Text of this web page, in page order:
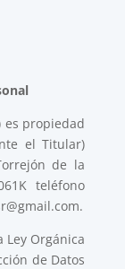
es propiedad
el Titular)
de la
teléfono
.
Orgánica
de Datos